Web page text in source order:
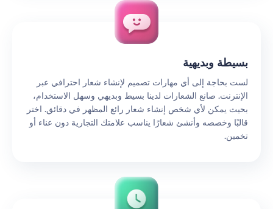
بسيطة وبديهية
لست بحاجة إلى أي مهارات تصميم لإنشاء شعار احترافي عبر
الإنترنت. صانع الشعارات لدينا بسيط وبديهي وسهل الاستخدام،
بحيث يمكن لأي شخص إنشاء شعار رائع المظهر في دقائق. اختر
قالبًا وخصصه وأنشئ شعارًا يناسب علامتك التجارية دون عناء أو
تخمين.